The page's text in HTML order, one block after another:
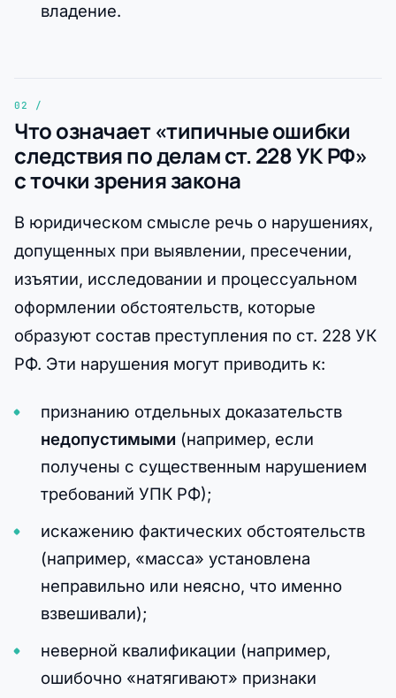
владение.
Что означает «типичные ошибки
следствия по делам ст. 228 УК РФ»
с точки зрения закона
В юридическом смысле речь о нарушениях,
допущенных при выявлении, пресечении,
изъятии, исследовании и процессуальном
оформлении обстоятельств, которые
образуют состав преступления по ст. 228 УК
РФ. Эти нарушения могут приводить к:
признанию отдельных доказательств
недопустимыми (например, если
получены с существенным нарушением
требований УПК РФ);
искажению фактических обстоятельств
(например, «масса» установлена
неправильно или неясно, что именно
взвешивали);
неверной квалификации (например,
ошибочно «натягивают» признаки